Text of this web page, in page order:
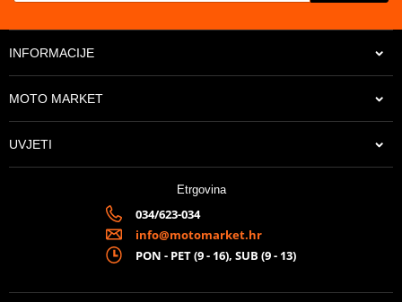
INFORMACIJE
MOTO MARKET
UVJETI
Etrgovina
034/623-034
info@motomarket.hr
PON - PET (9 - 16), SUB (9 - 13)